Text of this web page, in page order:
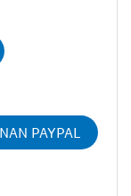
PAYPAL